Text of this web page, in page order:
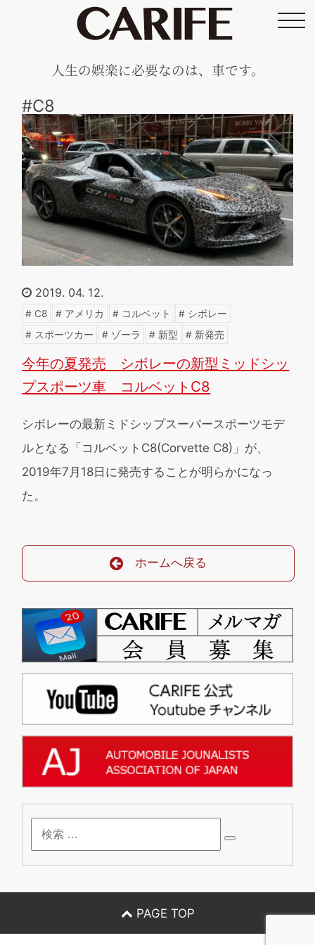
人生の娯楽に必要なのは、車です。
toggle
#C8
2019. 04. 12.
C8 アメリカ コルベット
シボレー
スポーツカー
ゾーラ 新型 新発売
今年の夏発売 シボレーの新型ミッドシッ
プスポーツ車 コルベットC8
シボレーの最新ミドシップスーパースポーツモデ
ルとなる「コルベットC8(Corvette C8)」が、
2019年7月18日に発売することが明らかになっ
た。
ホームへ戻る
検
PAGE TOP